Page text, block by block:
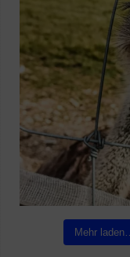
Mehr laden…